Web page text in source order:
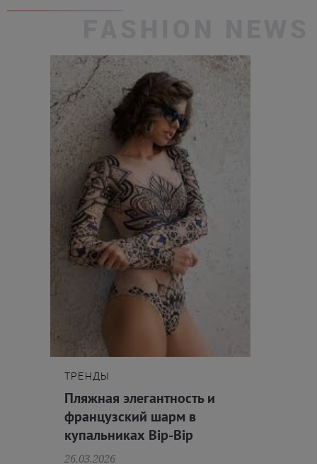
ТРЕНДЫ
Пляжная элегантность и
французский шарм в
купальниках Bip-Bip
26.03.2026